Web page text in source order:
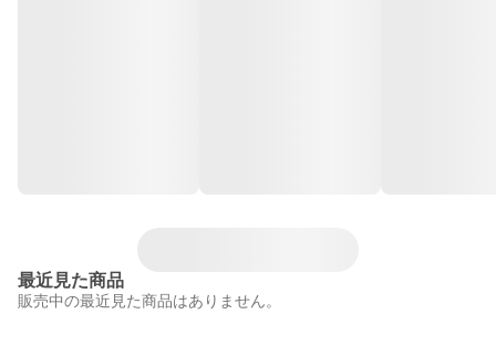
最近見た商品
販売中の最近見た商品はありません。